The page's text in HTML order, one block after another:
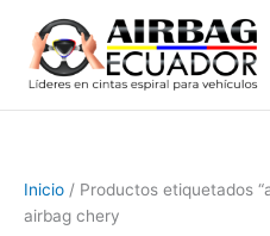
contenido
Inicio / Productos etiquetados
airbag chery